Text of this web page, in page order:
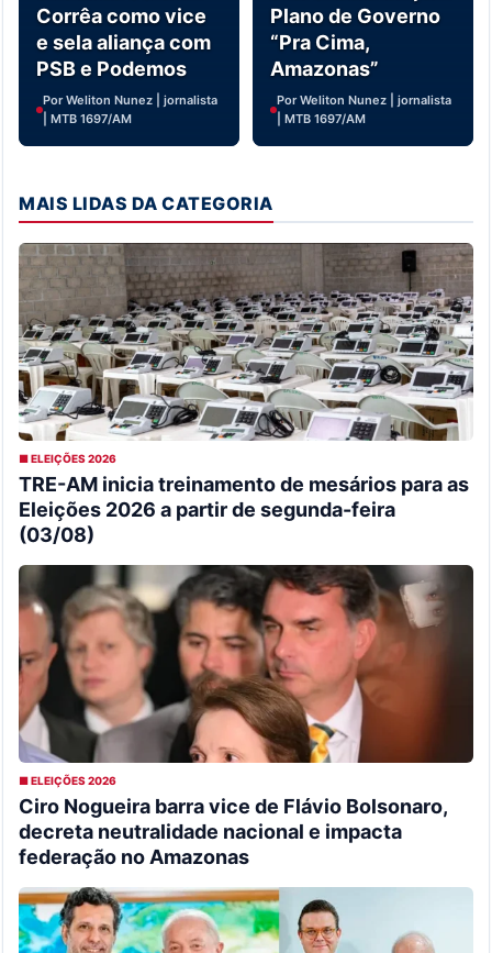
Corrêa como vice
e sela aliança com
PSB e Podemos
Por Weliton Nunez | jornalista
| MTB 1697/AM
Plano de Governo
“Pra Cima,
Amazonas”
Por Weliton Nunez | jornalista
| MTB 1697/AM
MAIS LIDAS DA CATEGORIA
■ ELEIÇÕES 2026
TRE-AM inicia treinamento de mesários para as
Eleições 2026 a partir de segunda-feira
(03/08)
■ ELEIÇÕES 2026
Ciro Nogueira barra vice de Flávio Bolsonaro,
decreta neutralidade nacional e impacta
federação no Amazonas